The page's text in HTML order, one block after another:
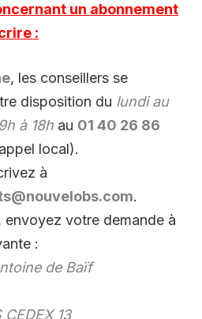
un abonnement
:
, les conseillers se
disposition du lundi au
à 18h au 01 40 26 86
local).
à
.
envoyez votre demande à
:
de Baïf
13